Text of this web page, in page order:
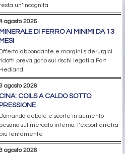
resta un’incognita
agosto 2026
MINERALE DI FERRO AI MINIMI DA 13
MESI
abbondante e margini siderurgici
ridotti prevalgono sui rischi legati a Port
Hedland
agosto 2026
CINA: COILS A CALDO SOTTO
PRESSIONE
Domanda debole e scorte in aumento
pesano sul mercato interno; l’export arretra
più lentamente
agosto 2026